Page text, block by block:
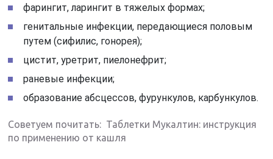
фарингит, ларингит в тяжелых формах;
генитальные инфекции, передающиеся половым
путем (сифилис, гонорея);
цистит, уретрит, пиелонефрит;
раневые инфекции;
образование абсцессов, фурункулов, карбункулов.
Советуем почитать: Таблетки Мукалтин: инструкция
по применению от кашля